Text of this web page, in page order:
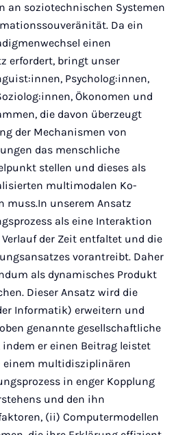
an soziotechnischen Systemen
Da ein
einen
erfordert, bringt unser
Psycholog:innen,
Ökonomen und
die davon überzeugt
der Mechanismen von
das menschliche
stellen und dieses als
multimodalen Ko-
unserem Ansatz
als eine Interaktion
der Zeit entfaltet und die
vorantreibt. Daher
als dynamisches Produkt
Dieser Ansatz wird die
Informatik) erweitern und
genannte gesellschaftliche
indem er einen Beitrag leistet
multidisziplinären
in enger Kopplung
und den ihn
(ii) Computermodellen